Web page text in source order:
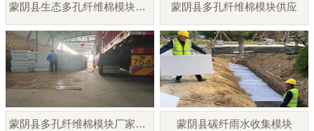
蒙阴县生态多孔纤维棉模块厂家 蒙阴县多孔纤维棉模块供应
蒙阴县多孔纤维棉模块厂家直销 蒙阴县碳纤雨水收集模块